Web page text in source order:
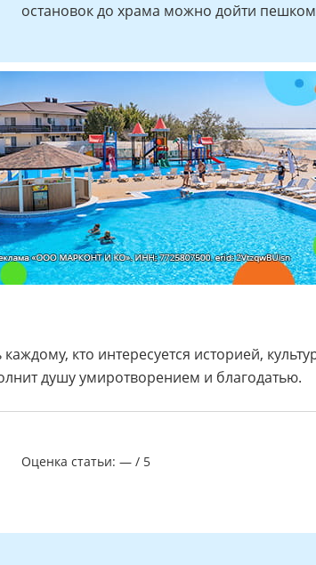
остановок до храма можно дойти
кто интересуется историей,
душу умиротворением и благодатью.
Оценка статьи: — / 5